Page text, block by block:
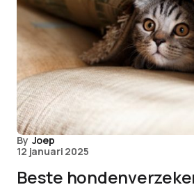
By Joep
12 januari 2025
Beste